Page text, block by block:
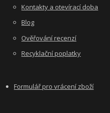
Kontakty a otevírací doba
Blog
Ověřování recenzí
Recyklační poplatky
Formulář pro vrácení zboží